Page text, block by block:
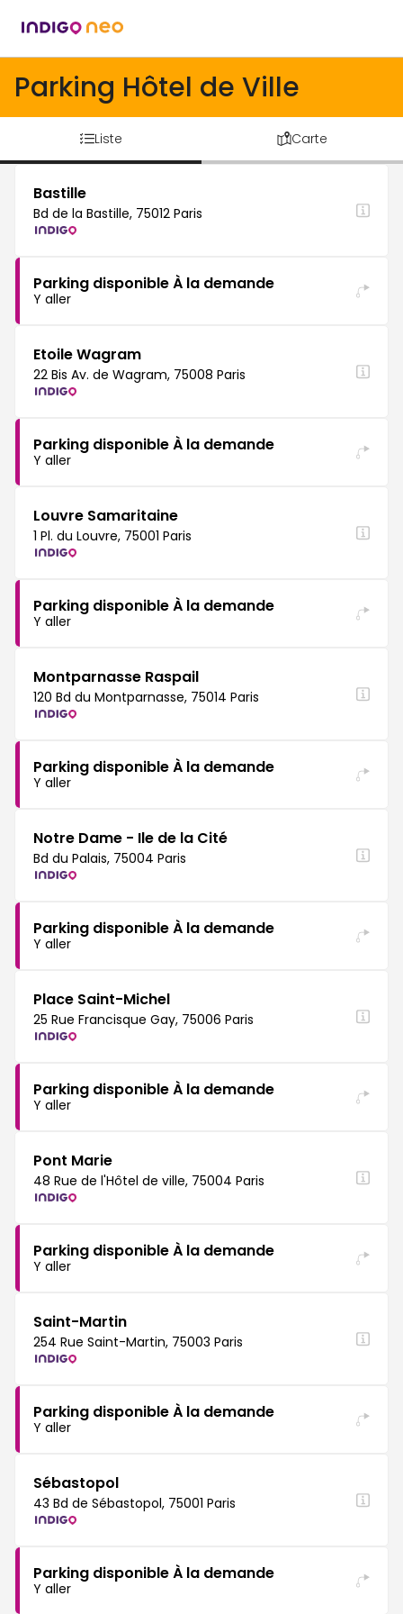
Parking Hôtel de Ville
Liste Carte
Bastille
Bd de la Bastille, 75012 Paris
Parking disponible À la demande
Y aller
Etoile Wagram
22 Bis Av. de Wagram, 75008 Paris
Parking disponible À la demande
Y aller
Louvre Samaritaine
1 Pl. du Louvre, 75001 Paris
Parking disponible À la demande
Y aller
Montparnasse Raspail
120 Bd du Montparnasse, 75014 Paris
Parking disponible À la demande
Y aller
Notre Dame - Ile de la Cité
Bd du Palais, 75004 Paris
Parking disponible À la demande
Y aller
Place Saint-Michel
25 Rue Francisque Gay, 75006 Paris
Parking disponible À la demande
Y aller
Pont Marie
48 Rue de l'Hôtel de ville, 75004 Paris
Parking disponible À la demande
Y aller
Saint-Martin
254 Rue Saint-Martin, 75003 Paris
Parking disponible À la demande
Y aller
Sébastopol
43 Bd de Sébastopol, 75001 Paris
Parking disponible À la demande
Y aller